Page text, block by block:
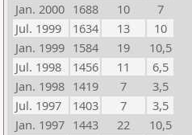
Jan. 2000 1688 10
7
Jul. 1999
1634 13
10
Jan. 1999 1584 19
10,5
Jul. 1998
1456 11
6,5
Jan. 1998 1419 7
3,5
Jul. 1997
1403 7
3,5
Jan. 1997 1443 22
10,5